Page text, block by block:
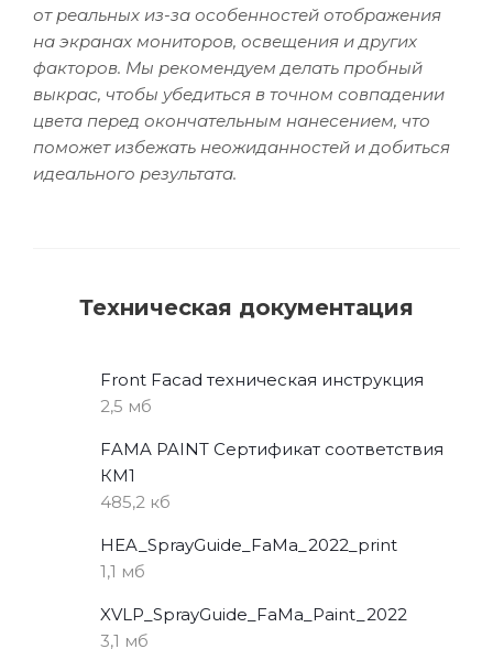
от реальных из-за особенностей отображения
на экранах мониторов, освещения и других
факторов. Мы рекомендуем делать пробный
выкрас, чтобы убедиться в точном совпадении
цвета перед окончательным нанесением, что
поможет избежать неожиданностей и добиться
идеального результата.
Техническая документация
Front Facad техническая инструкция
2,5 мб
FAMA PAINT Сертификат соответствия
КМ1
485,2 кб
HEA_SprayGuide_FaMa_2022_print
1,1 мб
XVLP_SprayGuide_FaMa_Paint_2022
3,1 мб